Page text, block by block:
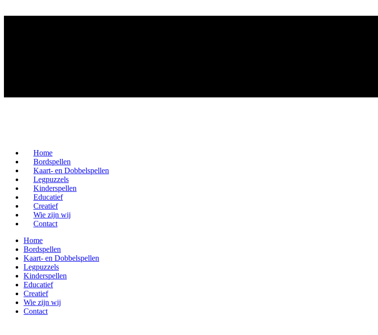
Home
Bordspellen
Kaart- en Dobbelspellen
Legpuzzels
Kinderspellen
Educatief
Creatief
Wie zijn wij
Contact
Home
Bordspellen
Kaart- en Dobbelspellen
Legpuzzels
Kinderspellen
Educatief
Creatief
Wie zijn wij
Contact